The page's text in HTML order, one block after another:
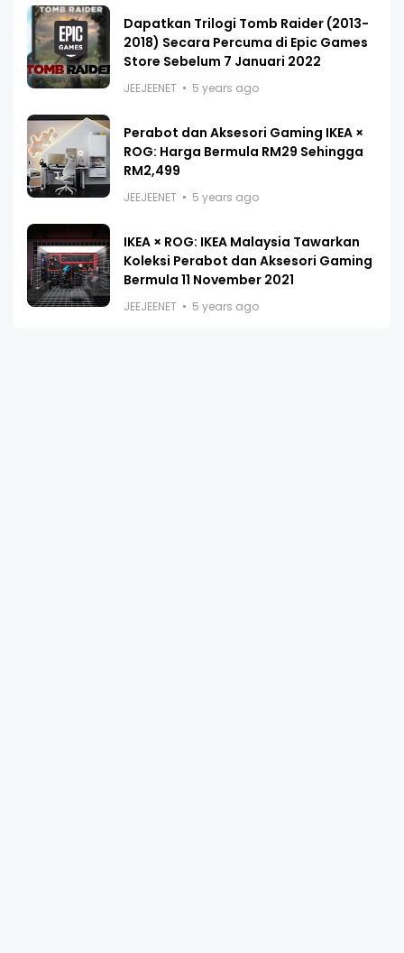
Dapatkan Trilogi Tomb Raider (2013-
2018) Secara Percuma di Epic Games
Store Sebelum 7 Januari 2022
JEEJEENET 5 years ago
Perabot dan Aksesori Gaming IKEA ×
ROG: Harga Bermula RM29 Sehingga
RM2,499
JEEJEENET 5 years ago
IKEA × ROG: IKEA Malaysia Tawarkan
Koleksi Perabot dan Aksesori Gaming
Bermula 11 November 2021
JEEJEENET 5 years ago